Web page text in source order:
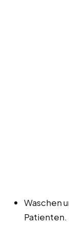
Waschen
Patienten.